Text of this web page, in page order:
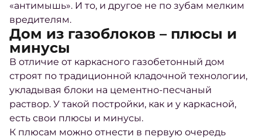
«антимышь». И то, и другое не по зубам мелким
вредителям.
Дом из газоблоков – плюсы и
минусы
В отличие от каркасного газобетонный дом
строят по традиционной кладочной технологии,
укладывая блоки на цементно-песчаный
раствор. У такой постройки, как и у каркасной,
есть свои плюсы и минусы.
К плюсам можно отнести в первую очередь